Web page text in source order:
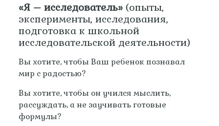
«Я – исследователь» (опыты,
эксперименты, исследования,
подготовка к школьной
исследовательской деятельности)
Вы хотите, чтобы Ваш ребенок познавал
мир с радостью?
Вы хотите, чтобы он учился мыслить,
рассуждать, а не заучивать готовые
формулы?